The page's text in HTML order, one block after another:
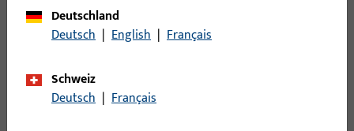
Bruttogewicht
Verpackungseinheit
Mindestbestelleinheit
Deutschland
Deutsch | English | Français
Schweiz
Deutsch | Français